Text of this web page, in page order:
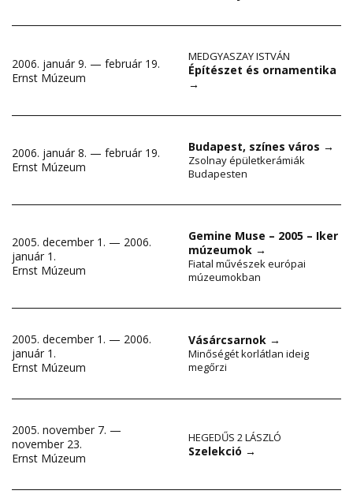
2006. január 9. — február 19.
Ernst Múzeum
MEDGYASZAY ISTVÁN
Építészet és ornamentika
→
2006. január 8. — február 19.
Ernst Múzeum
Budapest, színes város →
Zsolnay épületkerámiák
Budapesten
2005. december 1. — 2006.
január 1.
Ernst Múzeum
Gemine Muse – 2005 – Iker
múzeumok →
Fiatal művészek európai
múzeumokban
2005. december 1. — 2006.
január 1.
Ernst Múzeum
Vásárcsarnok →
Minőségét korlátlan ideig
megőrzi
2005. november 7. —
november 23.
Ernst Múzeum
HEGEDŰS 2 LÁSZLÓ
Szelekció →